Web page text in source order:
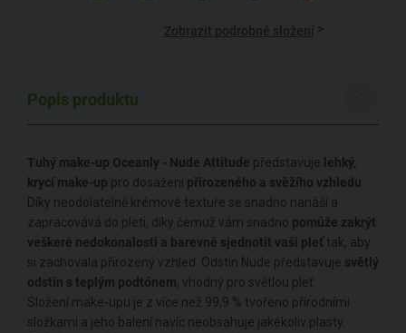
Zobrazit podrobné složení >
Popis produktu
Tuhý make-up Oceanly - Nude Attitude představuje lehký,
krycí make-up pro dosažení přirozeného a svěžího vzhledu
Díky neodolatelně krémové textuře se snadno nanáší a
zapracovává do pleti, díky čemuž vám snadno pomůže zakrýt
veškeré nedokonalosti a barevně sjednotit vaši pleť tak, aby
si zachovala přirozený vzhled. Odstín Nude představuje světlý
odstín s teplým podtónem, vhodný pro světlou pleť.
Složení make-upu je z více než 99,9 % tvořeno přírodními
složkami a jeho balení navíc neobsahuje jakékoliv plasty.